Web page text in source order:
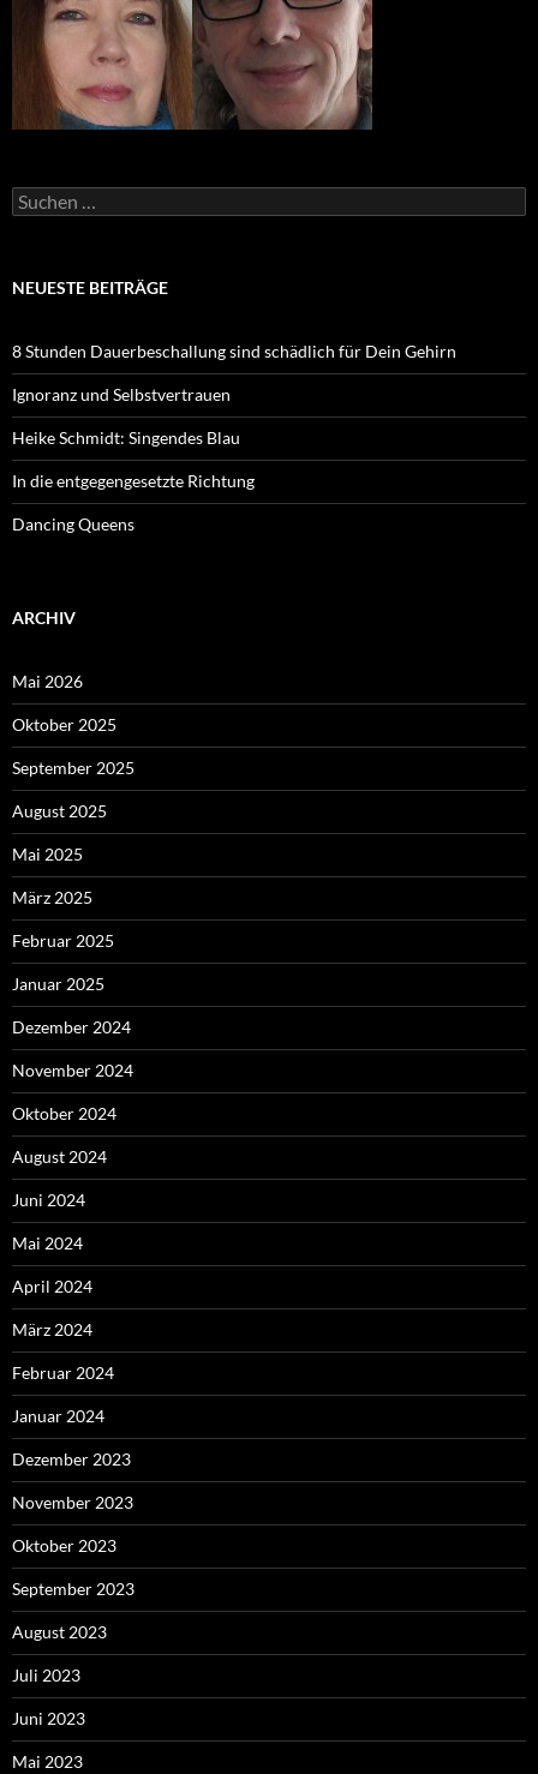
Suchen
nach:
NEUESTE BEITRÄGE
8 Stunden Dauerbeschallung sind schädlich für Dein Gehirn
Ignoranz und Selbstvertrauen
Heike Schmidt: Singendes Blau
In die entgegengesetzte Richtung
Dancing Queens
ARCHIV
Mai 2026
Oktober 2025
September 2025
August 2025
Mai 2025
März 2025
Februar 2025
Januar 2025
Dezember 2024
November 2024
Oktober 2024
August 2024
Juni 2024
Mai 2024
April 2024
März 2024
Februar 2024
Januar 2024
Dezember 2023
November 2023
Oktober 2023
September 2023
August 2023
Juli 2023
Juni 2023
Mai 2023